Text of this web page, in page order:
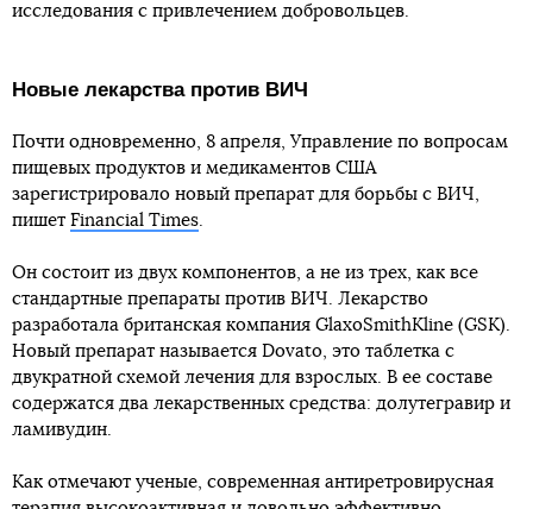
исследования с привлечением добровольцев.
Новые лекарства против ВИЧ
Почти одновременно, 8 апреля, Управление по вопросам
пищевых продуктов и медикаментов США
зарегистрировало новый препарат для борьбы с ВИЧ,
пишет Financial Times
Он состоит из двух компонентов, а не из трех, как все
стандартные препараты против ВИЧ. Лекарство
разработала британская компания GlaxoSmithKline (GSK).
Новый препарат называется Dovato, это таблетка с
двукратной схемой лечения для взрослых. В ее составе
содержатся два лекарственных средства: долутегравир и
ламивудин.
Как отмечают ученые, современная антиретровирусная